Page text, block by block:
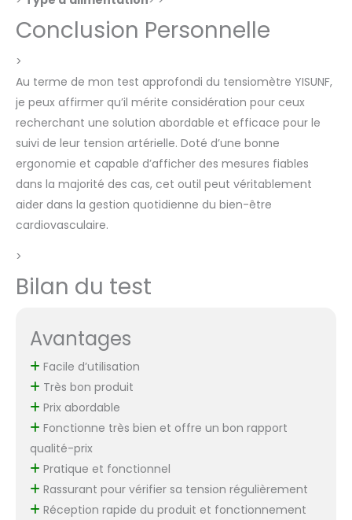
des lectures plus
quotidiennement votre
état de santé. Et grâce
à l'écran numérique LED
lumineux, il n'est pas
nécessaire d'allumer
les lumières de la pièce,
même lorsque vous
mesurez votre tension
artérielle la nuit ou tôt
un ajustement serré
mesure, résolvant
complètement le
problème d'erreur de
mesure causé par le
Conclusion Personnelle
>
Au terme de mon test approfondi du tensiomètre YISUNF,
je peux affirmer qu’il mérite considération pour ceux
recherchant une solution abordable et efficace pour le
suivi de leur tension artérielle. Doté d’une bonne
ergonomie et capable d’afficher des mesures fiables
dans la majorité des cas, cet outil peut véritablement
aider dans la gestion quotidienne du bien-être
cardiovasculaire.
>
Bilan du test
Avantages
Facile d’utilisation
Très bon produit
Prix abordable
Fonctionne très bien et offre un bon rapport
qualité-prix
Pratique et fonctionnel
Rassurant pour vérifier sa tension régulièrement
Réception rapide du produit et fonctionnement